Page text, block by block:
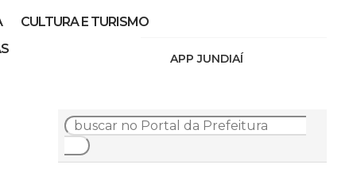
APP JUNDIAÍ
CULTURA E TURISMO